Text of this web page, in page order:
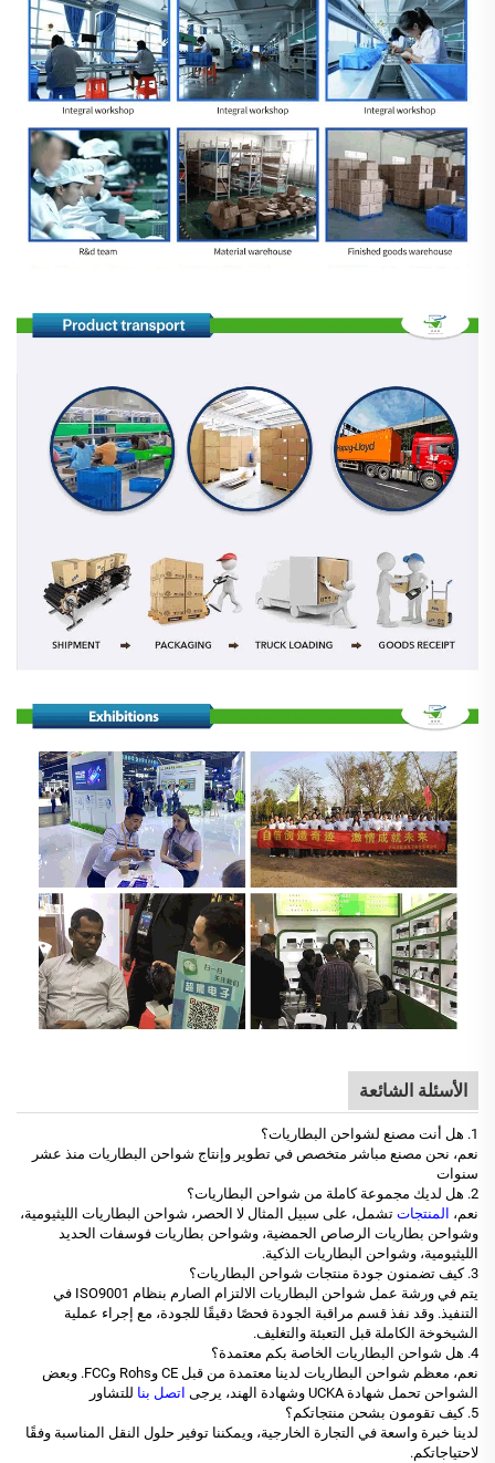
الأسئلة الشائعة
1. هل أنت مصنع لشواحن البطاريات؟
نعم، نحن مصنع مباشر متخصص في تطوير وإنتاج شواحن البطاريات منذ عشر
سنوات
2. هل لديك مجموعة كاملة من شواحن البطاريات؟
نعم، المنتجات تشمل، على سبيل المثال لا الحصر، شواحن البطاريات الليثيومية،
وشواحن بطاريات الرصاص الحمضية، وشواحن بطاريات فوسفات الحديد
الليثيومية، وشواحن البطاريات الذكية.
3. كيف تضمنون جودة منتجات شواحن البطاريات؟
يتم في ورشة عمل شواحن البطاريات الالتزام الصارم بنظام ISO9001 في
التنفيذ. وقد نفذ قسم مراقبة الجودة فحصًا دقيقًا للجودة، مع إجراء عملية
الشيخوخة الكاملة قبل التعبئة والتغليف.
4. هل شواحن البطاريات الخاصة بكم معتمدة؟
نعم، معظم شواحن البطاريات لدينا معتمدة من قبل CE وRohs وFCC. وبعض
الشواحن تحمل شهادة UCKA وشهادة الهند، يرجى
اتصل بنا للتشاور
5. كيف تقومون بشحن منتجاتكم؟
لدينا خبرة واسعة في التجارة الخارجية، ويمكننا توفير حلول النقل المناسبة وفقًا
لاحتياجاتكم.